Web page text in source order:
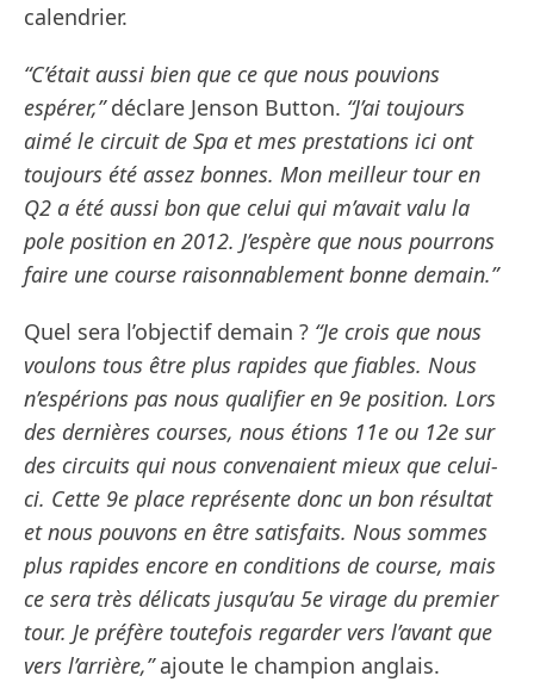
calendrier.
“C’était aussi bien que ce que nous pouvions
espérer,”déclare Jenson Button. “J’ai toujours
aimé le circuit de Spa et mes prestations ici ont
toujours été assez bonnes. Mon meilleur tour en
Q2 a été aussi bon que celui qui m’avait valu la
pole position en 2012. J’espère que nous pourrons
faire une course raisonnablement bonne demain.”
Quel sera l’objectif demain ? “Je crois que nous
voulons tous être plus rapides que fiables. Nous
n’espérions pas nous qualifier en 9e position. Lors
des dernières courses, nous étions 11e ou 12e sur
des circuits qui nous convenaient mieux que celui-
ci. Cette 9e place représente donc un bon résultat
et nous pouvons en être satisfaits. Nous sommes
plus rapides encore en conditions de course, mais
ce sera très délicats jusqu’au 5e virage du premier
tour. Je préfère toutefois regarder vers l’avant que
vers l’arrière,”ajoute le champion anglais.